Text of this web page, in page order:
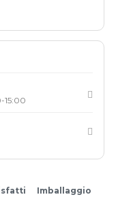
15:00
Imballaggio